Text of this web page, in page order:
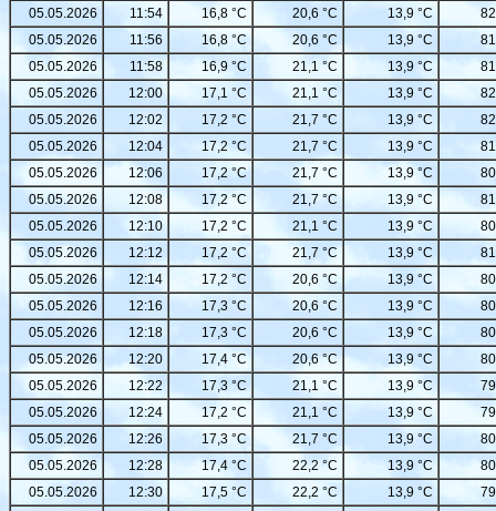
05.05.2026
11:54 16,8 °C 20,6 °C 13,9 °C
05.05.2026
11:56 16,8 °C 20,6 °C 13,9 °C
05.05.2026
11:58 16,9 °C 21,1 °C 13,9 °C
05.05.2026
12:00 17,1 °C 21,1 °C 13,9 °C
05.05.2026
12:02 17,2 °C 21,7 °C 13,9 °C
05.05.2026
12:04 17,2 °C 21,7 °C 13,9 °C
05.05.2026
12:06 17,2 °C 21,7 °C 13,9 °C
05.05.2026
12:08 17,2 °C 21,7 °C 13,9 °C
05.05.2026
12:10 17,2 °C 21,1 °C 13,9 °C
05.05.2026
12:12 17,2 °C 21,7 °C 13,9 °C
05.05.2026
12:14 17,2 °C 20,6 °C 13,9 °C
05.05.2026
12:16 17,3 °C 20,6 °C 13,9 °C
05.05.2026
12:18 17,3 °C 20,6 °C 13,9 °C
05.05.2026
12:20 17,4 °C 20,6 °C 13,9 °C
05.05.2026
12:22 17,3 °C 21,1 °C 13,9 °C
05.05.2026
12:24 17,2 °C 21,1 °C 13,9 °C
05.05.2026
12:26 17,3 °C 21,7 °C 13,9 °C
05.05.2026
12:28 17,4 °C 22,2 °C 13,9 °C
05.05.2026
12:30 17,5 °C 22,2 °C 13,9 °C